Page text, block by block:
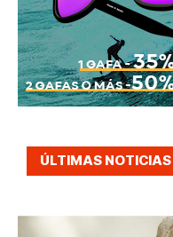
ÚLTIMAS NOTICIAS